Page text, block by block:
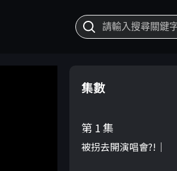
集數
第 1 集
被拐去開演唱會?!｜